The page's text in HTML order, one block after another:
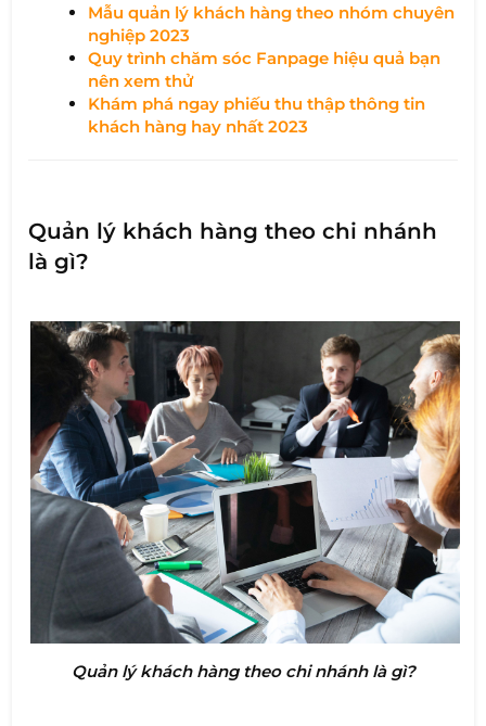
Mẫu quản lý khách hàng theo nhóm chuyên
nghiệp 2023​
Quy trình chăm sóc Fanpage hiệu quả bạn
nên xem thử
Khám phá ngay phiếu thu thập thông tin
khách hàng hay nhất 2023
Quản lý khách hàng theo chi nhánh
là gì?
Quản lý khách hàng theo chi nhánh là gì?